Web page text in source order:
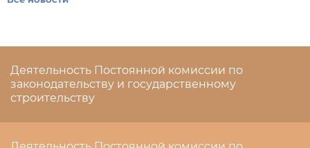
Деятельность Постоянной комиссии по
законодательству и государственному
строительству